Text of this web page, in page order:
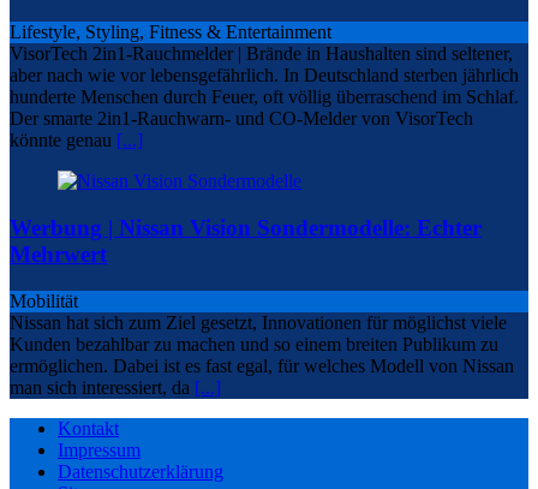
Lifestyle, Styling, Fitness & Entertainment
VisorTech 2in1-Rauchmelder | Brände in Haushalten sind seltener,
aber nach wie vor lebensgefährlich. In Deutschland sterben jährlich
hunderte Menschen durch Feuer, oft völlig überraschend im Schlaf.
Der smarte 2in1-Rauchwarn- und CO-Melder von VisorTech
könnte genau [...]
Werbung | Nissan Vision Sondermodelle: Echter
Mehrwert
Mobilität
Nissan hat sich zum Ziel gesetzt, Innovationen für möglichst viele
Kunden bezahlbar zu machen und so einem breiten Publikum zu
ermöglichen. Dabei ist es fast egal, für welches Modell von Nissan
man sich interessiert, da [...]
Kontakt
Impressum
Datenschutzerklärung